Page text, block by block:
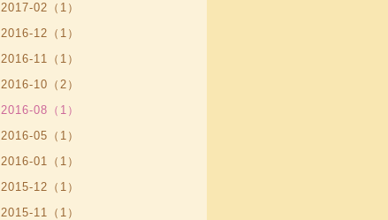
2017-02（1）
2016-12（1）
2016-11（1）
2016-10（2）
2016-08（1）
2016-05（1）
2016-01（1）
2015-12（1）
2015-11（1）